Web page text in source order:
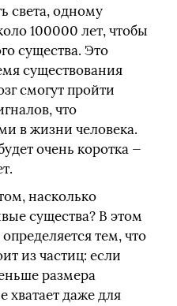
света, одному
100000 лет, чтобы
существа. Это
существования
смогут пройти
что
в жизни человека.
очень коротка —
насколько
существа? В этом
тем, что
из частиц: если
размера
хватает даже для